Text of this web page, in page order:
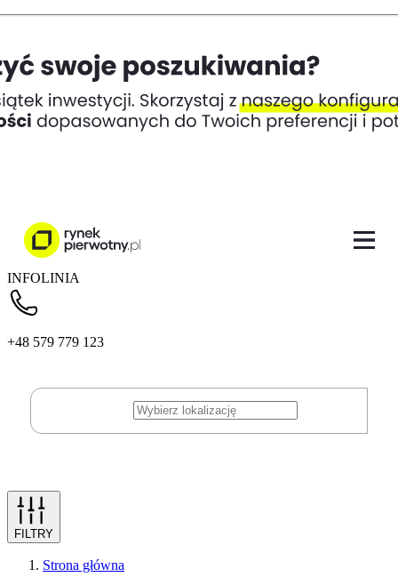
INFOLINIA
+48 579 779 123
FILTRY
Strona główna